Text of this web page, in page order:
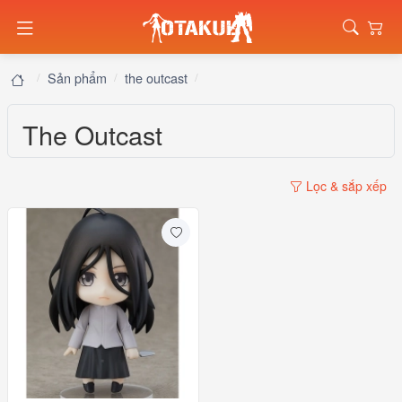
Sản phẩm the outcast
The Outcast
Lọc & sắp xếp